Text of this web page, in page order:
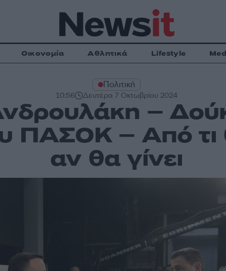
Οικονομία Αθλητικά Lifestyle
Πολιτική
10:56 Δευτέρα 7 Οκτωβρίου 2024
–
ΠΑΣΟΚ – Από τι
αν θα γίνει